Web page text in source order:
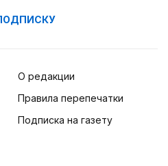
О редакции
Правила перепечатки
Подписка на газету